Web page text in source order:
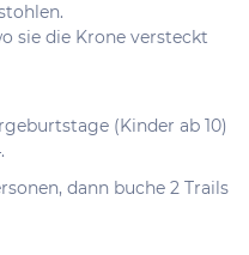
sie die Krone versteckt
(Kinder ab 10)
dann buche 2 Trails